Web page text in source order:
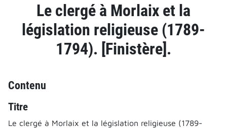
Le clergé à Morlaix et la
législation religieuse (1789-
1794). [Finistère].
Contenu
Titre
Le clergé à Morlaix et la législation religieuse (1789-